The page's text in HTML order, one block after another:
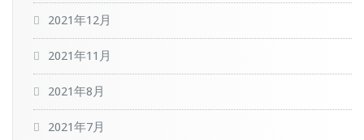
2021年12月
2021年11月
2021年8月
2021年7月